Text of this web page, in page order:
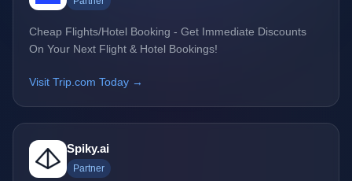
Cheap Flights/Hotel Booking - Get Immediate Discounts
On Your Next Flight & Hotel Bookings!
Visit Trip.com Today →
Spiky.ai
Partner